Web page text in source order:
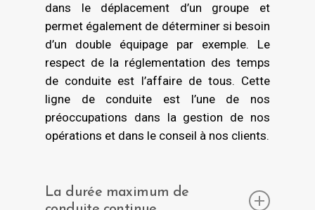
2 s’inscrit dans une démarche globale de
lutte contre le changement climatique et
plus précisément de réduction des
émissions de CO2, en phase avec les
conclusions du Grenelle de
l’Environnement.
besoins de chaq
dans le déplacement d’un groupe et
permet également de déterminer si besoin
d’un double équipage par exemple. Le
respect de la réglementation des temps
de conduite est l’affaire de tous. Cette
ligne de conduite est l’une de nos
préoccupations dans la gestion de nos
opérations et dans le conseil à nos clients.
La durée maximum de